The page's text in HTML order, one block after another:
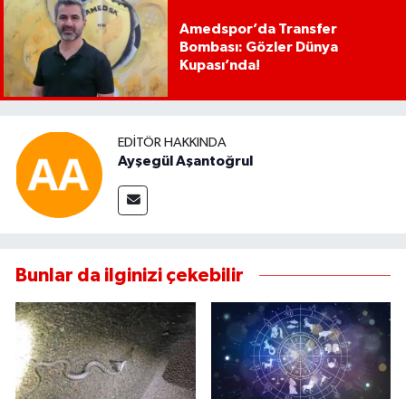
Amedspor’da Transfer
Bombası: Gözler Dünya
Kupası’nda!
EDITÖR HAKKINDA
Ayşegül Aşantoğrul
Bunlar da ilginizi çekebilir